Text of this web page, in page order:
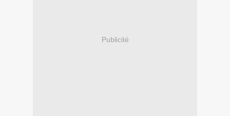
Publicité